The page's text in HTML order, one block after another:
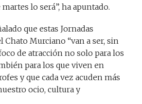
lo será”, ha apuntado.
que estas Jornadas
Chato Murciano “van a ser, sin
de atracción no solo para los
para los que viven en
y que cada vez acuden más
ocio, cultura y